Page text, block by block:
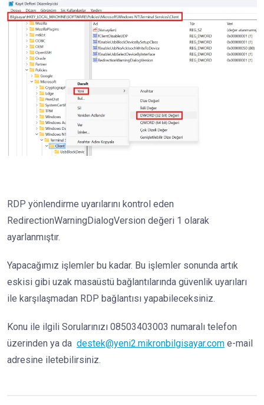
RDP yönlendirme uyarılarını kontrol eden
RedirectionWarningDialogVersion değeri 1 olarak
ayarlanmıştır.
Yapacağımız işlemler bu kadar. Bu işlemler sonunda artık
eskisi gibi uzak masaüstü bağlantılarında güvenlik uyarıları
ile karşılaşmadan RDP bağlantısı yapabileceksiniz.
Konu ile ilgili Sorularınızı 08503403003 numaralı telefon
üzerinden ya da destek@yeni2.mikronbilgisayar.com e-mail
adresine iletebilirsiniz.